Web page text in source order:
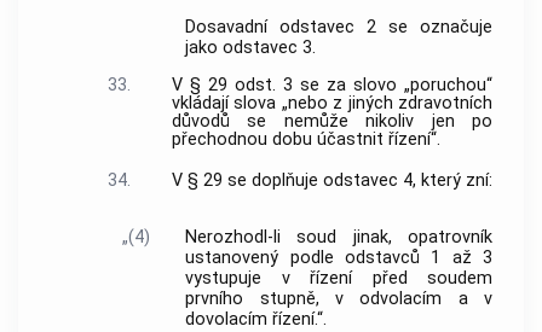
Dosavadní odstavec 2 se označuje
jako odstavec 3.
33.
V § 29 odst. 3 se za slovo „poruchou“
vkládají slova „nebo z jiných zdravotních
důvodů se nemůže nikoliv jen po
přechodnou dobu účastnit řízení“.
34.
V § 29 se doplňuje odstavec 4, který zní:
„(4)
Nerozhodl-li soud jinak, opatrovník
ustanovený podle odstavců 1 až 3
vystupuje v řízení před soudem
prvního stupně, v odvolacím a v
dovolacím řízení.“.